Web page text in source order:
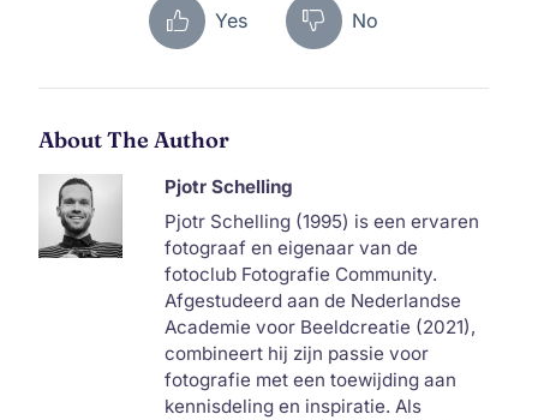
Yes No
About The Author
Pjotr Schelling
Pjotr Schelling (1995) is een ervaren
fotograaf en eigenaar van de
fotoclub Fotografie Community.
Afgestudeerd aan de Nederlandse
Academie voor Beeldcreatie (2021),
combineert hij zijn passie voor
fotografie met een toewijding aan
kennisdeling en inspiratie. Als